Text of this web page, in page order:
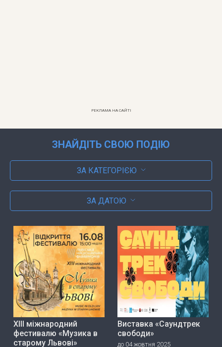
РЕКЛАМА НА САЙТІ
ЗНАЙДІТЬ СВОЮ ПОДІЮ
ЗА КАТЕГОРІЄЮ
ЗА ДАТОЮ
ХІІІ міжнародний
фестивалю «Музика в
старому Львові»
Виставка «Саундтрек
свободи»
до 04 жовтня 2025